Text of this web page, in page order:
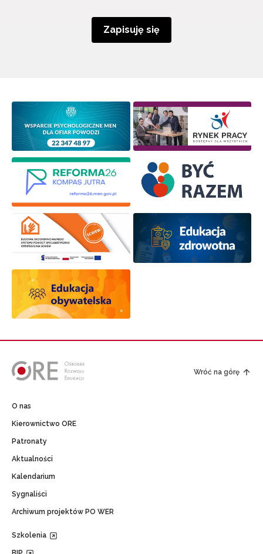
Zapisuję się
Wróć na górę
O nas
Kierownictwo ORE
Patronaty
Aktualności
Kalendarium
Sygnaliści
Archiwum projektów PO WER
Szkolenia